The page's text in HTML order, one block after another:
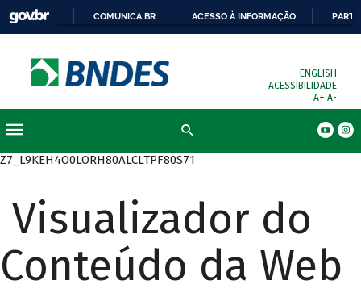
COMUNICA BR ACESSO À INFORMAÇÃO
ENGLISH
ACESSIBILIDADE
A+ A-
Z7_L9KEH4O0LORH80ALCLTPF80S71
Visualizador do
Conteúdo da Web